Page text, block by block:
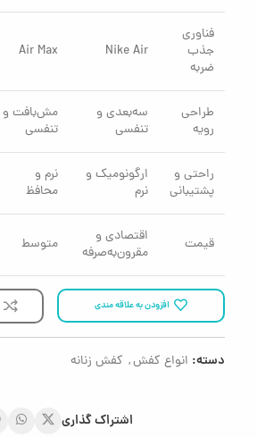
فناوری
جذب
ضربه
Nike Air
Air Max
طراحی
رویه
سه‌بعدی و
تنفسی
مش‌بافت و
تنفسی
راحتی و
پشتیبانی
ارگونومیک و
نرم
نرم و
محافظ
قیمت
اقتصادی و
مقرون‌به‌صرفه
متوسط
افزودن به علاقه مندی
دسته: انواع کفش, کفش زنانه
اشتراک گذاری